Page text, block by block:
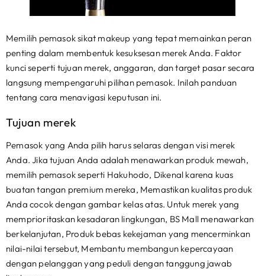
Memilih pemasok sikat makeup yang tepat memainkan peran
penting dalam membentuk kesuksesan merek Anda. Faktor
kunci seperti tujuan merek, anggaran, dan target pasar secara
langsung mempengaruhi pilihan pemasok. Inilah panduan
tentang cara menavigasi keputusan ini.
Tujuan merek
Pemasok yang Anda pilih harus selaras dengan visi merek
Anda. Jika tujuan Anda adalah menawarkan produk mewah,
memilih pemasok seperti Hakuhodo, Dikenal karena kuas
buatan tangan premium mereka, Memastikan kualitas produk
Anda cocok dengan gambar kelas atas. Untuk merek yang
memprioritaskan kesadaran lingkungan, BS Mall menawarkan
berkelanjutan, Produk bebas kekejaman yang mencerminkan
nilai-nilai tersebut, Membantu membangun kepercayaan
dengan pelanggan yang peduli dengan tanggung jawab